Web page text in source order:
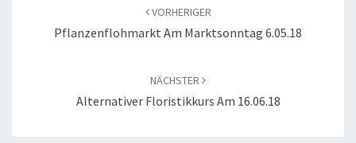
VORHERIGER
Pflanzenflohmarkt Am Marktsonntag 6.05.18
NÄCHSTER
Alternativer Floristikkurs Am 16.06.18